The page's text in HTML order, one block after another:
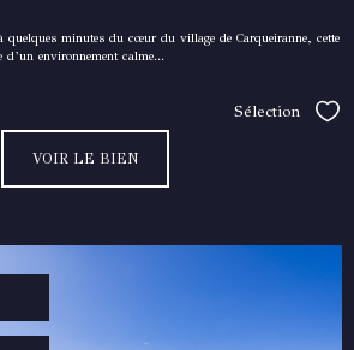
minutes du cœur du village de Carqueiranne, cette
d’un environnement calme...
Sélection
VOIR LE BIEN